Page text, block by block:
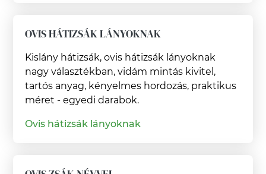
OVIS HÁTIZSÁK LÁNYOKNAK
Kislány hátizsák, ovis hátizsák lányoknak
nagy választékban, vidám mintás kivitel,
tartós anyag, kényelmes hordozás, praktikus
méret - egyedi darabok.
Ovis hátizsák lányoknak